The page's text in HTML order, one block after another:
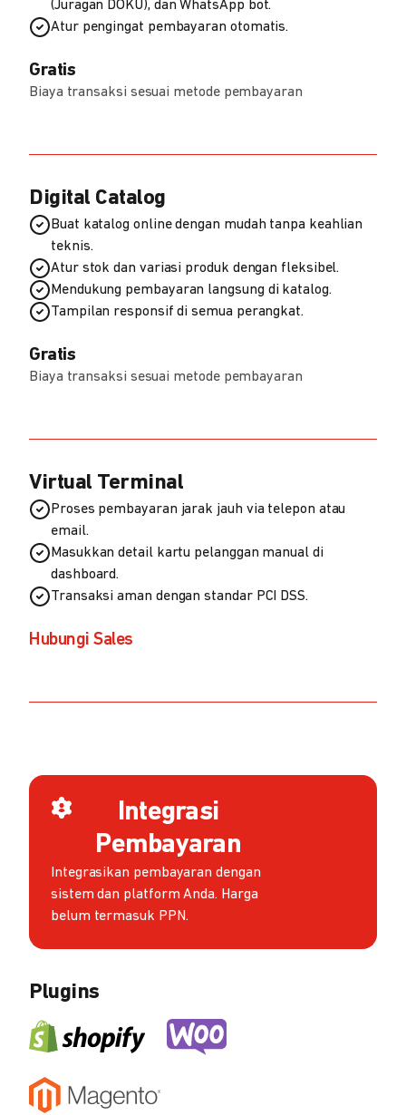
(Juragan DOKU), dan WhatsApp bot.
Atur pengingat pembayaran otomatis.
Gratis
Biaya transaksi sesuai metode pembayaran
Digital Catalog
Buat katalog online dengan mudah tanpa keahlian
teknis.
Atur stok dan variasi produk dengan fleksibel.
Mendukung pembayaran langsung di katalog.
Tampilan responsif di semua perangkat.
Gratis
Biaya transaksi sesuai metode pembayaran
Virtual Terminal
Proses pembayaran jarak jauh via telepon atau
email.
Masukkan detail kartu pelanggan manual di
dashboard.
Transaksi aman dengan standar PCI DSS.
Hubungi Sales
Integrasi
Pembayaran
Integrasikan pembayaran dengan
sistem dan platform Anda. Harga
belum termasuk PPN.
Plugins